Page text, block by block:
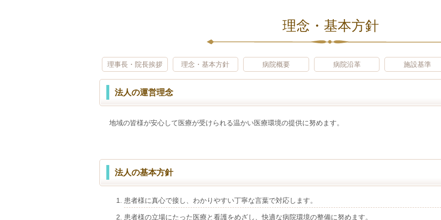
理念・基本方針
理事長・院長挨拶 理念・基本方針 病院概要 病院沿革 施設基準
法人の運営理念
地域の皆様が安心して医療が受けられる温かい医療環境の提供に努めます。
法人の基本方針
患者様に真心で接し、わかりやすい丁寧な言葉で対応します。
患者様の立場にたった医療と看護をめざし、快適な病院環境の整備に努めます。